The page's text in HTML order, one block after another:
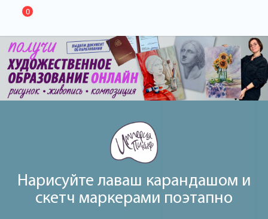
0
Нарисуйте лаваш карандашом и
скетч маркерами поэтапно